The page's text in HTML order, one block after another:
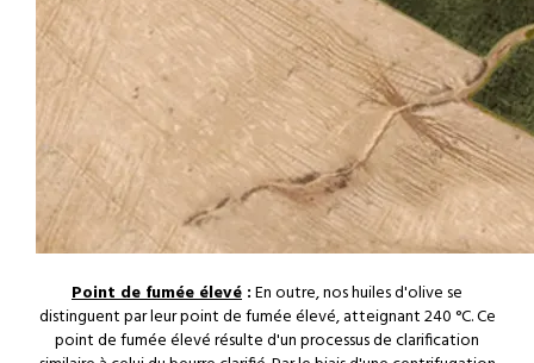
Point de fumée élevé :En outre, nos huiles d'olive se
distinguent par leur point de fumée élevé, atteignant 240 °C. Ce
point de fumée élevé résulte d'un processus de clarification